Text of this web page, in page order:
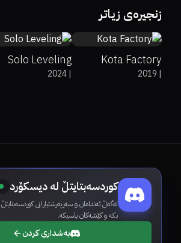
زنجیرەی زیاتر
Kota Factory
|
2019
Solo Leveling
|
2024
کوردسەبتایتڵ لە دیسکۆرد
لەگەڵ ئەندامان و سەرپەرشتیارانی کوردسەبتایتڵ
بکە و کێشەکان باسبکە.
بەشداری کردن